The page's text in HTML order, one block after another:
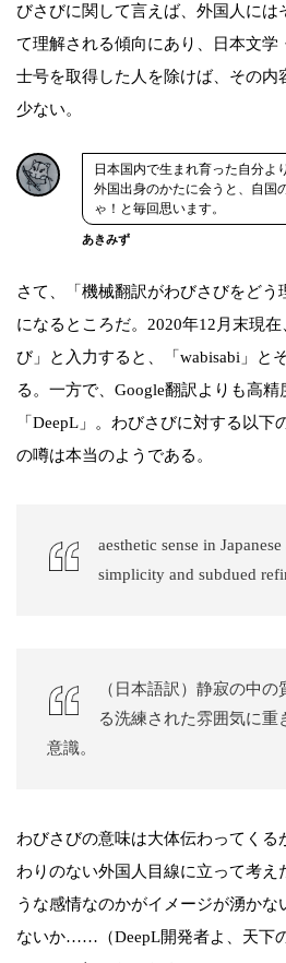
びさびに関して言えば、外国人には
て理解される傾向にあり、日本文学
士号を取得した人を除けば、その内
少ない。
日本国内で生まれ育った自分よ
外国出身のかたに会うと、自国
ゃ！と毎回思います。
あきみず
さて、「機械翻訳がわびさびをど
になるところだ。2020年12月末現
び」と入力すると、「wabisabi」と
る。一方で、Google翻訳よりも高
「DeepL」。わびさびに対する以
の噂は本当のようである。
aesthetic sense in
simplicity and subdued
（日本語訳）静寂の中
る洗練された雰囲気に重
意識。
わびさびの意味は大体伝わってくる
わりのない外国人目線に立って考え
うな感情なのかがイメージが湧かな
ないか……（DeepL開発者よ、天下